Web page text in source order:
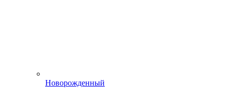
Новорожденный